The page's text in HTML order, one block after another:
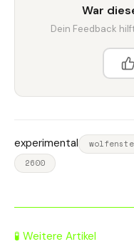
War
Dein Feedback
experimental
2600
🧪 Weitere Artikel